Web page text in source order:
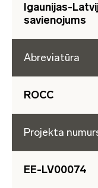
Igaunijas-
savienojums
Abreviatūra
ROCC
Projekta
EE-LV00074